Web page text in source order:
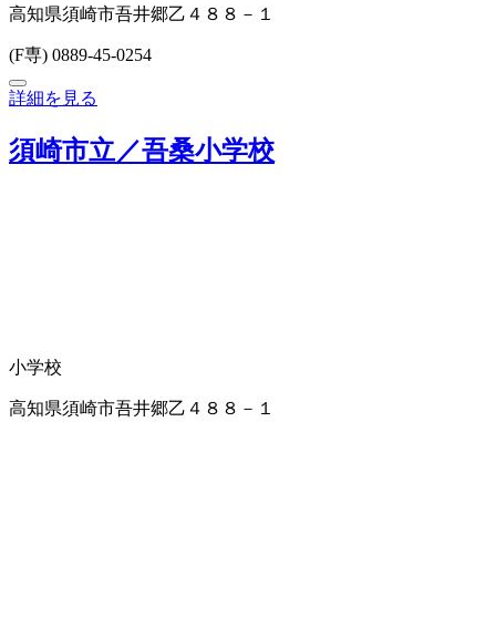
高知県須崎市吾井郷乙４８８－１
(F専) 0889-45-0254
詳細を見る
須崎市立／吾桑小学校
小学校
高知県須崎市吾井郷乙４８８－１